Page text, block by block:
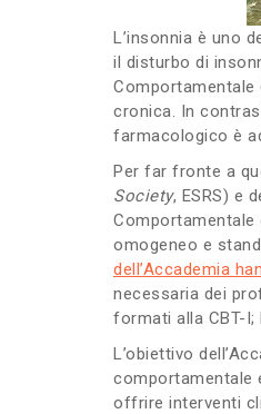
L’insonnia è uno
il disturbo di
Comportamentale
cronica. In
farmacologico è
Per far fronte a
Society, ESRS) e
Comportamentale
omogeneo e
dell’Accademia
necessaria dei
formati alla CBT-
L’obiettivo
comportamentale
offrire interventi